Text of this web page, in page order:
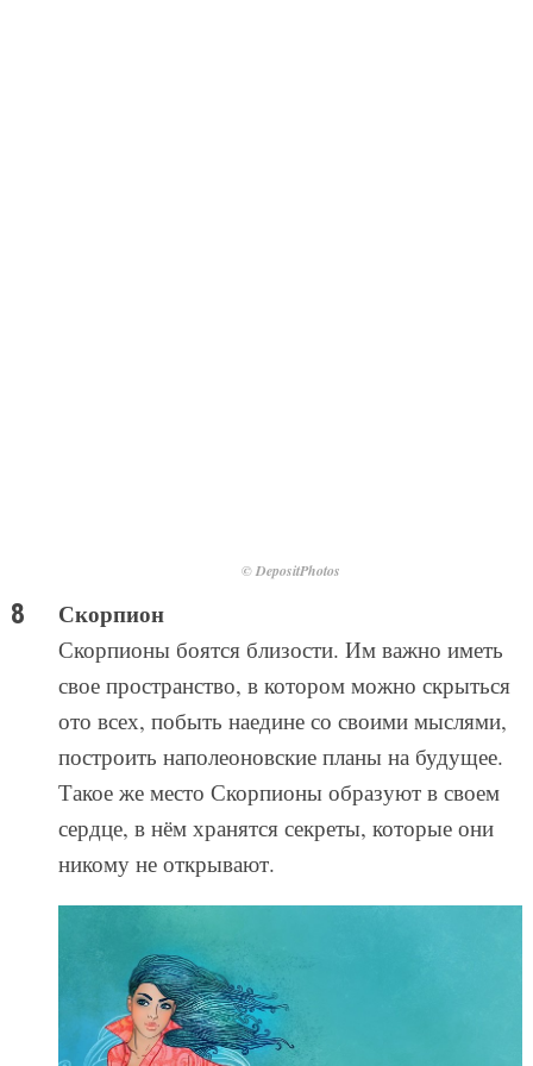
© DepositPhotos
Скорпион
Скорпионы боятся близости. Им важно иметь
свое пространство, в котором можно скрыться
ото всех, побыть наедине со своими мыслями,
построить наполеоновские планы на будущее.
Такое же место Скорпионы образуют в своем
сердце, в нём хранятся секреты, которые они
никому не открывают.